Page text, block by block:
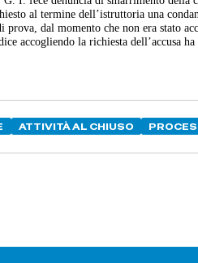
al termine dell’istruttoria una
dal momento che non era stato
accogliendo la richiesta dell’accusa
ATTIVITÀ AL CHIUSO